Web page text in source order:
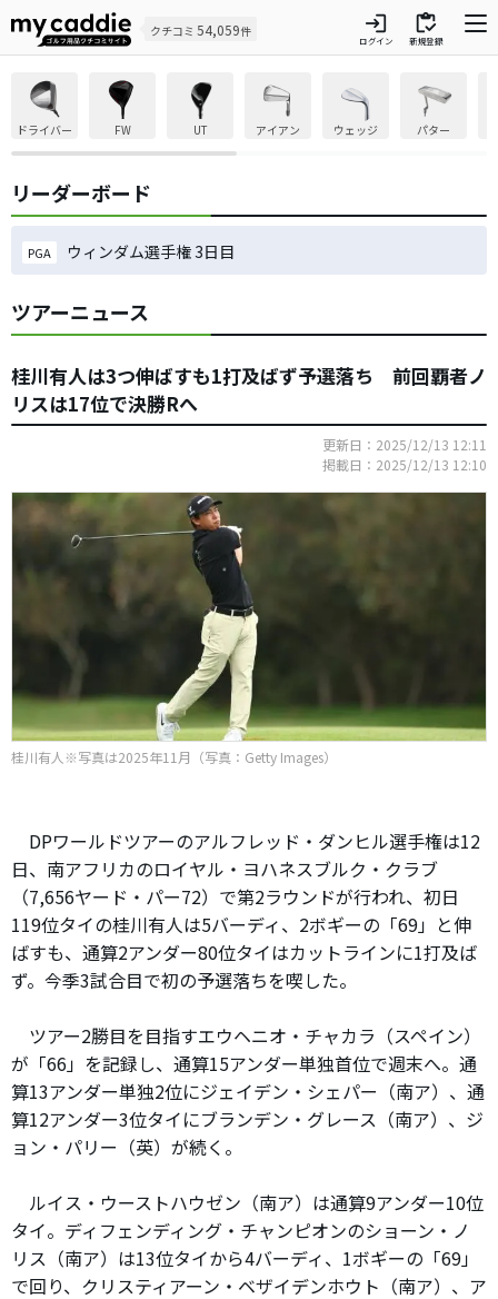
クチコミ 54,059件 login
ログイン
inventory
新規登録
ドライバー FW UT アイアン ウェッジ パター
リーダーボード
PGA ウィンダム選手権 3日目
ツアーニュース
桂川有人は3つ伸ばすも1打及ばず予選落ち 前回覇者ノ
リスは17位で決勝Rへ
更新日：2025/12/13 12:11
掲載日：2025/12/13 12:10
桂川有人※写真は2025年11月（写真：Getty Images）
DPワールドツアーのアルフレッド・ダンヒル選手権は12
日、南アフリカのロイヤル・ヨハネスブルク・クラブ
（7,656ヤード・パー72）で第2ラウンドが行われ、初日
119位タイの桂川有人は5バーディ、2ボギーの「69」と伸
ばすも、通算2アンダー80位タイはカットラインに1打及ば
ず。今季3試合目で初の予選落ちを喫した。
ツアー2勝目を目指すエウヘニオ・チャカラ（スペイン）
が「66」を記録し、通算15アンダー単独首位で週末へ。通
算13アンダー単独2位にジェイデン・シェパー（南ア）、通
算12アンダー3位タイにブランデン・グレース（南ア）、ジ
ョン・パリー（英）が続く。
ルイス・ウーストハウゼン（南ア）は通算9アンダー10位
タイ。ディフェンディング・チャンピオンのショーン・ノ
リス（南ア）は13位タイから4バーディ、1ボギーの「69」
で回り、クリスティアーン・ベザイデンホウト（南ア）、ア